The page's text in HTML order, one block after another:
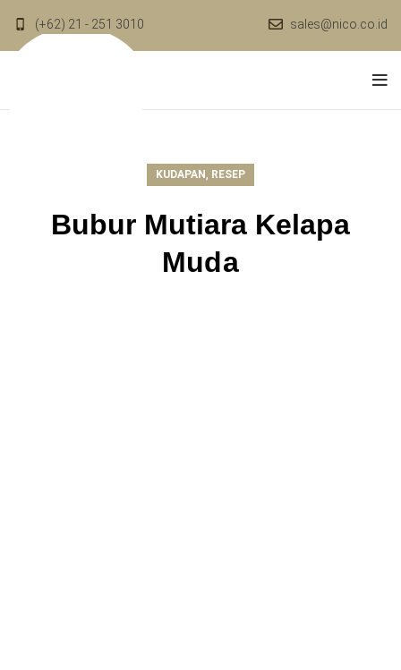
(+62) 21 - 251 3010 sales@nico.co.id
KUDAPAN, RESEP
Bubur Mutiara Kelapa
Muda